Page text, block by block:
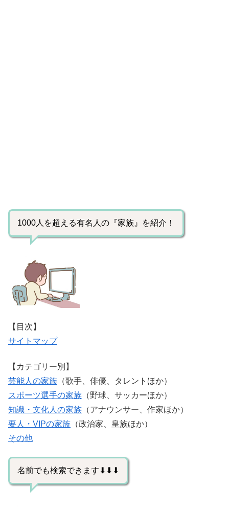
1000人を超える有名人の『家族』を紹介！
【目次】
サイトマップ
【カテゴリー別】
芸能人の家族 （歌手、俳優、タレントほか）
スポーツ選手の家族 （野球、サッカーほか）
知識・文化人の家族 （アナウンサー、作家ほか）
要人・VIPの家族 （政治家、皇族ほか）
その他
名前でも検索できます⬇⬇⬇